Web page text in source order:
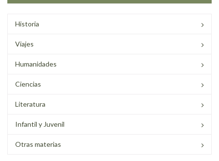
Historia
Viajes
Humanidades
Ciencias
Literatura
Infantil y Juvenil
Otras materias